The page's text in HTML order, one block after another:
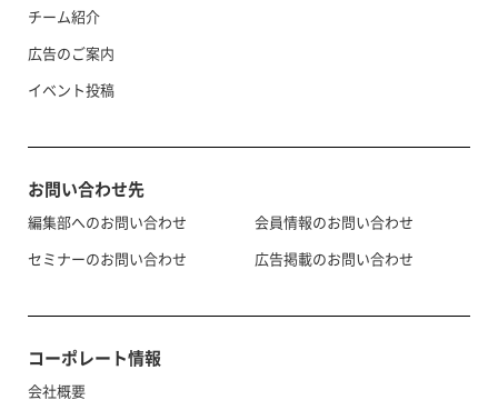
チーム紹介
広告のご案内
イベント投稿
お問い合わせ先
編集部へのお問い合わせ
セミナーのお問い合わせ
会員情報のお問い合わせ
広告掲載のお問い合わせ
コーポレート情報
会社概要